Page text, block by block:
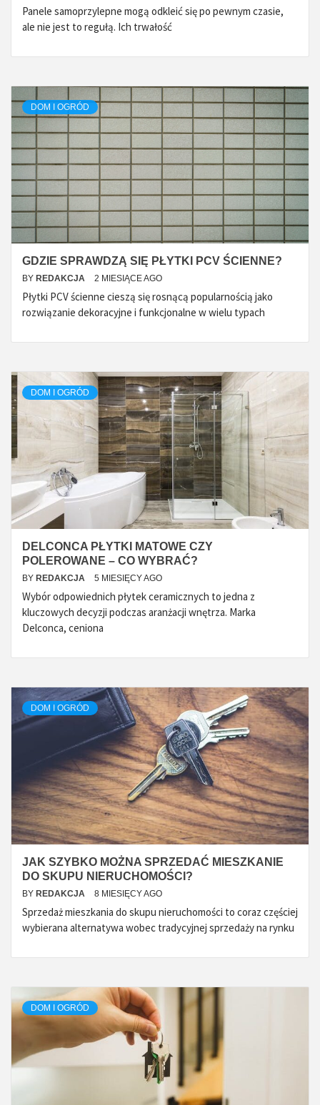
Panele samoprzylepne mogą odkleić się po pewnym czasie,
ale nie jest to regułą. Ich trwałość
DOM I OGRÓD
GDZIE SPRAWDZĄ SIĘ PŁYTKI PCV ŚCIENNE?
BY REDAKCJA 2 MIESIĄCE AGO
Płytki PCV ścienne cieszą się rosnącą popularnością jako
rozwiązanie dekoracyjne i funkcjonalne w wielu typach
DOM I OGRÓD
DELCONCA PŁYTKI MATOWE CZY
POLEROWANE – CO WYBRAĆ?
BY REDAKCJA 5 MIESIĘCY AGO
Wybór odpowiednich płytek ceramicznych to jedna z
kluczowych decyzji podczas aranżacji wnętrza. Marka
Delconca, ceniona
DOM I OGRÓD
JAK SZYBKO MOŻNA SPRZEDAĆ MIESZKANIE
DO SKUPU NIERUCHOMOŚCI?
BY REDAKCJA 8 MIESIĘCY AGO
Sprzedaż mieszkania do skupu nieruchomości to coraz częściej
wybierana alternatywa wobec tradycyjnej sprzedaży na rynku
DOM I OGRÓD